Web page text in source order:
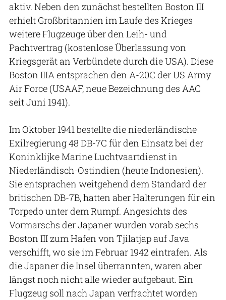
aktiv. Neben den zunächst bestellten Boston III
erhielt Großbritannien im Laufe des Krieges
weitere Flugzeuge über den Leih- und
Pachtvertrag (kostenlose Überlassung von
Kriegsgerät an Verbündete durch die USA). Diese
Boston IIIA entsprachen den A-20C der US Army
Air Force (USAAF, neue Bezeichnung des AAC
seit Juni 1941).
Im Oktober 1941 bestellte die niederländische
Exilregierung 48 DB-7C für den Einsatz bei der
Koninklijke Marine Luchtvaartdienst in
Niederländisch-Ostindien (heute Indonesien).
Sie entsprachen weitgehend dem Standard der
britischen DB-7B, hatten aber Halterungen für ein
Torpedo unter dem Rumpf. Angesichts des
Vormarschs der Japaner wurden vorab sechs
Boston III zum Hafen von Tjilatjap auf Java
verschifft, wo sie im Februar 1942 eintrafen. Als
die Japaner die Insel überrannten, waren aber
längst noch nicht alle wieder aufgebaut. Ein
Flugzeug soll nach Japan verfrachtet worden